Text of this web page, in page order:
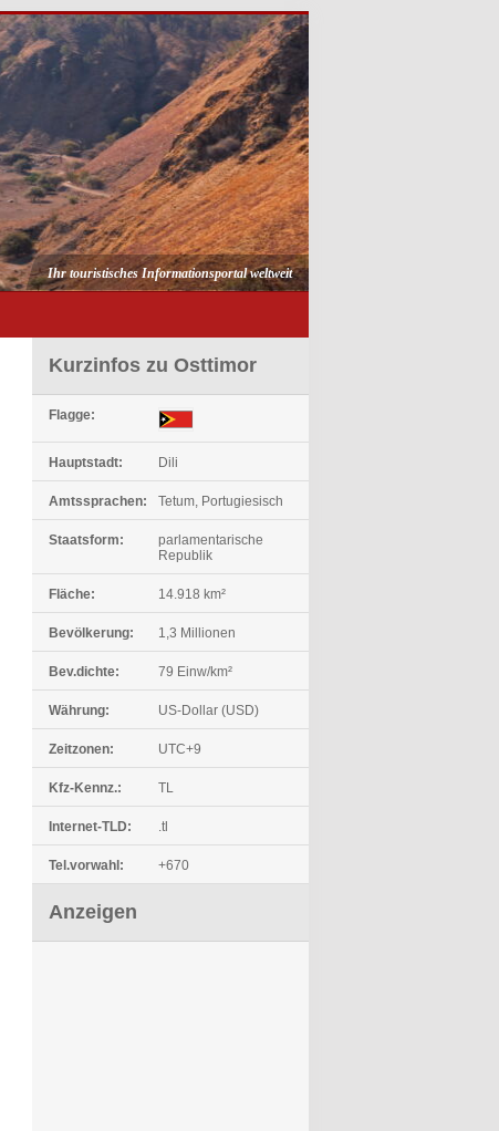
Ihr touristisches Informationsportal weltweit
Kurzinfos zu Osttimor
Flagge:
Hauptstadt: Dili
Amtssprachen: Tetum, Portugiesisch
Staatsform:
parlamentarische
Republik
Fläche: 14.918 km²
Bevölkerung: 1,3 Millionen
Bev.dichte: 79 Einw/km²
Währung: US-Dollar (USD)
Zeitzonen: UTC+9
Kfz-Kennz.: TL
Internet-TLD: .tl
Tel.vorwahl: +670
Anzeigen